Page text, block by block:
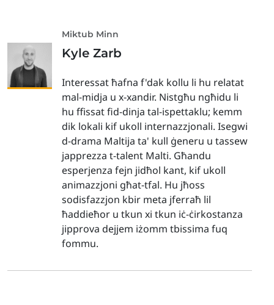
Miktub Minn
Kyle Zarb
Interessat ħafna f'dak kollu li hu relatat
mal-midja u x-xandir. Nistgħu ngħidu li
hu ffissat fid-dinja tal-ispettaklu; kemm
dik lokali kif ukoll internazzjonali. Isegwi
d-drama Maltija ta' kull ġeneru u tassew
japprezza t-talent Malti. Għandu
esperjenza fejn jidħol kant, kif ukoll
animazzjoni għat-tfal. Hu jħoss
sodisfazzjon kbir meta jferraħ lil
ħaddieħor u tkun xi tkun iċ-ċirkostanza
jipprova dejjem iżomm tbissima fuq
fommu.